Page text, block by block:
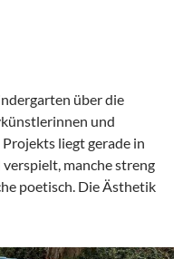
über die
und
liegt gerade in
manche streng
poetisch. Die Ästhetik